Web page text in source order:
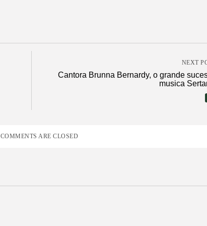
NEXT
Cantora Brunna Bernardy, o grande
musica
COMMENTS ARE CLOSED